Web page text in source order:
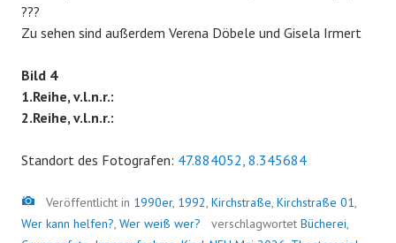
???
Zu sehen sind außerdem Verena Döbele und Gisela Irmert
Bild 4
1.Reihe, v.l.n.r.:
2.Reihe, v.l.n.r.:
Standort des Fotografen: 47.884052, 8.345684
Bild
Veröffentlicht in 1990er, 1992, Kirchstraße, Kirchstraße 01,
Wer kann helfen?, Wer weiß wer? verschlagwortet Bücherei,